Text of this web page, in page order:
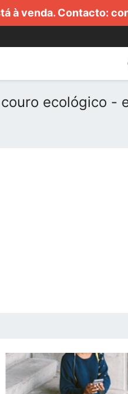
à venda. Contacto:
ecológico -